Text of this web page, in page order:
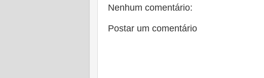
Nenhum comentário:
Postar um comentário